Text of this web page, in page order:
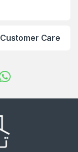
Customer Care